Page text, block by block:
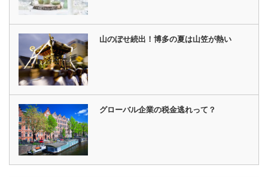
山のぼせ続出！博多の夏は山笠が熱い
グローバル企業の税金逃れって？